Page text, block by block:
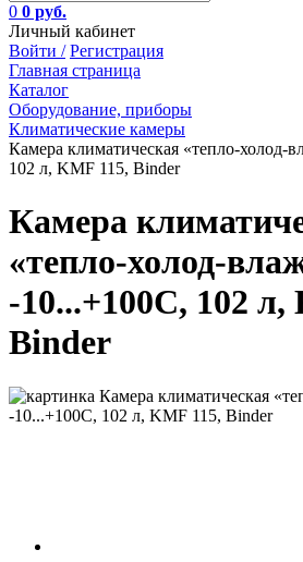
0 0 руб.
Личный кабинет
Войти / Регистрация
Главная страница
Каталог
Оборудование, приборы
Климатические камеры
Камера климатическая «тепло-холод-
102 л, KMF 115, Binder
Камера
«тепло-холод-
-10...+100С, 102 л,
Binder